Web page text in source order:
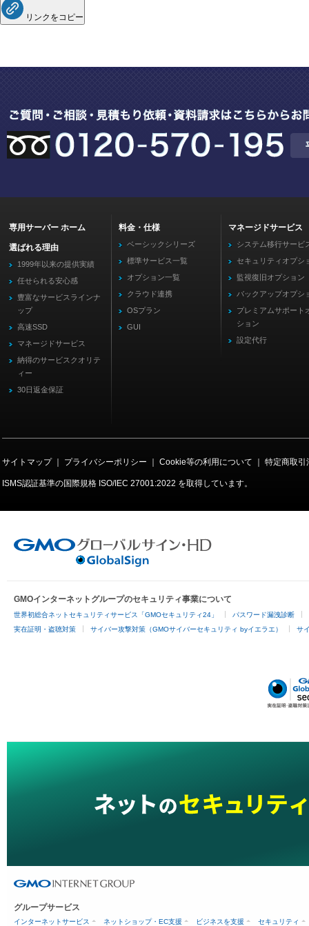
リンクをコピー
専用サーバー ホーム
選ばれる理由
1999年以来の提供実績
任せられる安心感
豊富なサービスラインナ
ップ
高速SSD
マネージドサービス
納得のサービスクオリテ
ィー
30日返金保証
料金・仕様
ベーシックシリーズ
標準サービス一覧
オプション一覧
クラウド連携
OSプラン
GUI
マネージドサービス
システム移行サービ
セキュリティオプシ
監視復旧オプション
バックアップオプシ
プレミアムサポート
ション
設定代行
サイトマップ｜ プライバシーポリシー Cookie等の利用について 特定商取引
ISMS認証基準の国際規格 ISO/IEC 27001:2022 を取得しています。
GMOインターネットグループのセキュリティ事業について
世界初総合ネットセキュリティサービス「GMOセキュリティ24」
パスワード漏洩診断
実在証明・盗聴対策
サイバー攻撃対策（GMOサイバーセキュリティ byイエラエ） サ
グループサービス
インターネットサービス ネットショップ・EC支援 ビジネスを支援 セキュリティ